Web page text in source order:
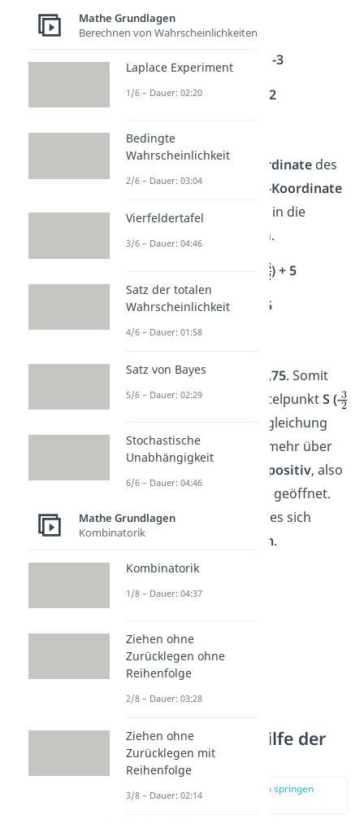
2x + 3 = 0
2x + 3 = 0 | -3
2x = -3 | : 2
Du hast nun diex-Koordinatedes
Scheitelpunkts. Um die
y-Koordinate
zu bestimmen, setzt du x in die
normale Funktion f(x) ein.
) + 5
f(- ) =
+ 5
f(-
Die y-Koordinate ist
y = 2,75. Somit
erhältst du für den ScheitelpunktS (-
. An der Funktionsgleichung
erkennst du sogar noch mehr über
den Scheitelpunkt:
positiv, also
ist die Parabel nach
geöffnet.
Bei dem Scheitel handelt es sich
deshalb um ein
Minimum.
Bestimmung mithilfe der
Nullstellen
zur Stelle im Video springen
(03:00)
Mathe Grundlagen
Berechnen von Wahrscheinlichkeiten
Laplace Experiment
1/6 – Dauer: 02:20
Bedingte
Wahrscheinlichkeit
2/6 – Dauer: 03:04
Vierfeldertafel
3/6 – Dauer: 04:46
Satz der totalen
Wahrscheinlichkeit
4/6 – Dauer: 01:58
Satz von Bayes
5/6 – Dauer: 02:29
Stochastische
Unabhängigkeit
6/6 – Dauer: 04:46
Mathe Grundlagen
Kombinatorik
Kombinatorik
1/8 – Dauer: 04:37
Ziehen ohne
Zurücklegen ohne
Reihenfolge
2/8 – Dauer: 03:28
Ziehen ohne
Zurücklegen mit
Reihenfolge
3/8 – Dauer: 02:14